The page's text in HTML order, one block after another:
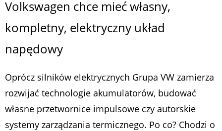
Volkswagen chce mieć własny,
kompletny, elektryczny układ
napędowy
Oprócz silników elektrycznych Grupa VW zamierza
rozwijać technologie akumulatorów, budować
własne przetwornice impulsowe czy autorskie
systemy zarządzania termicznego. Po co? Chodzi o